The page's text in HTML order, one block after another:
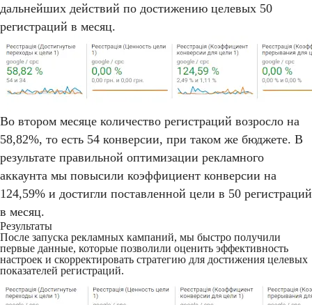
дальнейших действий по достижению целевых 50
регистраций в месяц.
Во втором месяце количество регистраций возросло на
58,82%, то есть 54 конверсии, при таком же бюджете. В
результате правильной оптимизации рекламного
аккаунта мы повысили коэффициент конверсии на
124,59% и достигли поставленной цели в 50 регистраций
в месяц.
Результаты
После запуска рекламных кампаний, мы быстро получили
первые данные, которые позволили оценить эффективность
настроек и скорректировать стратегию для достижения целевых
показателей регистраций.